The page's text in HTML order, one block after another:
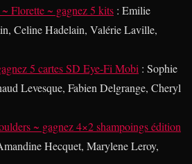
Florette ~ gagnez 5 kits : Emilie
Celine Hadelain, Valérie Laville,
5 cartes SD Eye-Fi Mobi : Sophie
Levesque, Fabien Delgrange, Cheryl
~ gagnez 4×2 shampoings édition
Hecquet, Marylene Leroy,